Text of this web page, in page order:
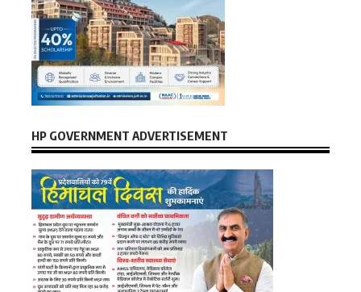
HP GOVERNMENT ADVERTISEMENT